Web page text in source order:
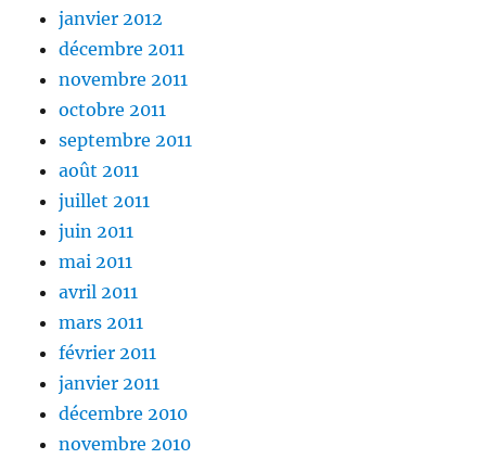
janvier 2012
décembre 2011
novembre 2011
octobre 2011
septembre 2011
août 2011
juillet 2011
juin 2011
mai 2011
avril 2011
mars 2011
février 2011
janvier 2011
décembre 2010
novembre 2010